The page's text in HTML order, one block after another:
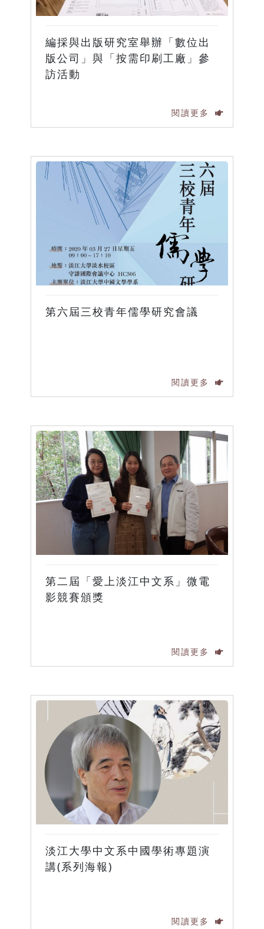
編採與出版研究室舉辦「數位出
版公司」與「按需印刷工廠」參
訪活動
閱讀更多
第六屆三校青年儒學研究會議
閱讀更多
第二屆「愛上淡江中文系」微電
影競賽頒獎
閱讀更多
淡江大學中文系中國學術專題演
講(系列海報)
閱讀更多